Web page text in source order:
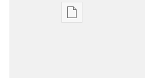
خيارات